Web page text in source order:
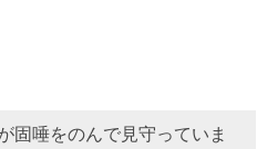
固唾をのんで見守っていま